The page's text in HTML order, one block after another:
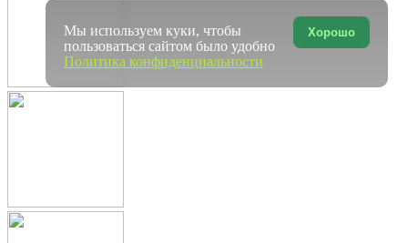
Хорошо
Мы используем куки, чтобы
пользоваться сайтом было удобно
Политика конфиденциальности